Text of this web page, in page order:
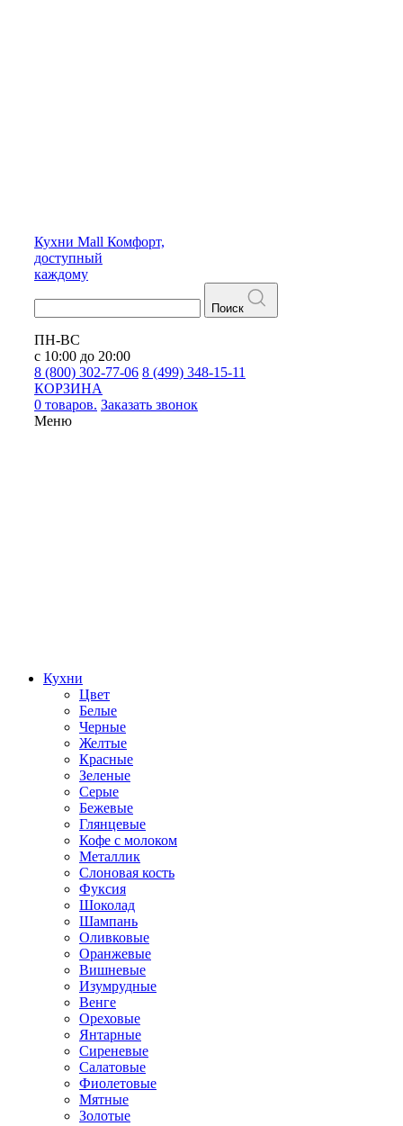
Кухни Mall Комфорт,
доступный
каждому
Поиск
ПН-ВС
с 10:00 до 20:00
8 (800) 302-77-06 8 (499) 348-15-11
КОРЗИНА
0 товаров. Заказать звонок
Меню
Кухни
Цвет
Белые
Черные
Желтые
Красные
Зеленые
Серые
Бежевые
Глянцевые
Кофе с молоком
Металлик
Слоновая кость
Фуксия
Шоколад
Шампань
Оливковые
Оранжевые
Вишневые
Изумрудные
Венге
Ореховые
Янтарные
Сиреневые
Салатовые
Фиолетовые
Мятные
Золотые